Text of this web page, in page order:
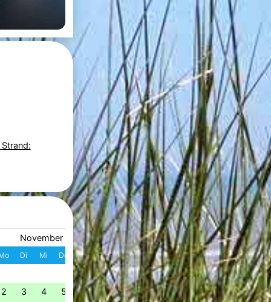
November 2026
Di Mi Do Fr Sa So
1
2 3 4 5 6 7 8
Dezember 2026
W Mo Di Mi Do Fr
49 1 2 3 4 5
50 7 8 9 10 11